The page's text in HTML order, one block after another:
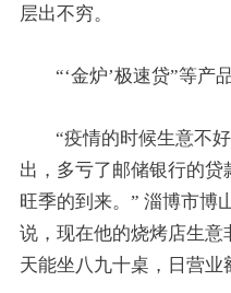
层出不穷。
“‘金炉’极速贷”等产
“疫情的时候生意不
出，多亏了邮储银行的
旺季的到来。” 淄博市博
说，现在他的烧烤店生
天能坐八九十桌，日营业